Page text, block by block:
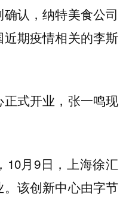
认，纳特美食公司
期疫情相关的李斯
式开业，张一鸣现
10月9日，上海徐汇
该创新中心由字节